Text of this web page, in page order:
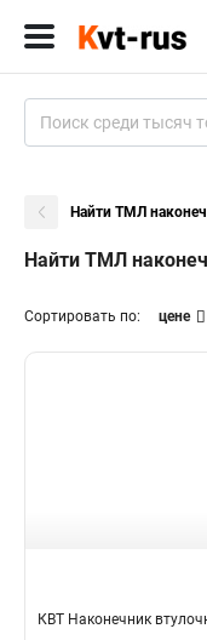
Найти ТМЛ
Найти ТМЛ
Сортировать по: цене
КВТ Наконечник